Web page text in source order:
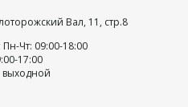
Вал, 11, стр.8
Чт: 09:00-18:00
17:00
выходной